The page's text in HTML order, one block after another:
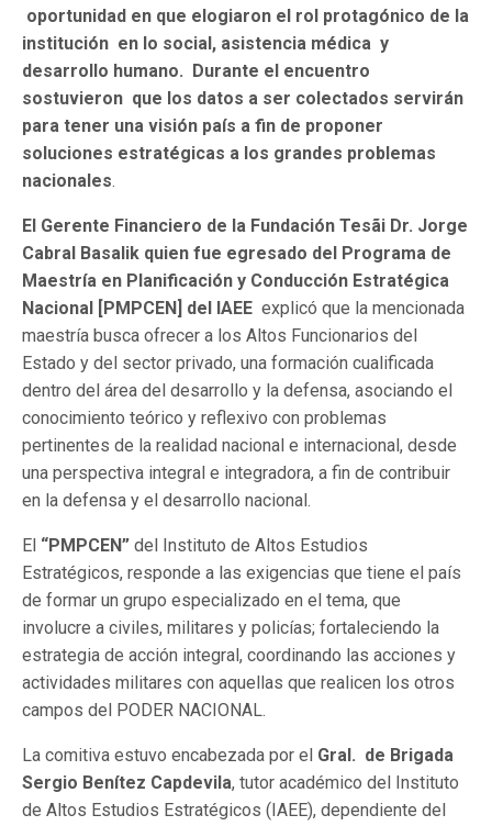
oportunidad en que elogiaron el rol protagónico de la
institución en lo social, asistencia médica y
desarrollo humano. Durante el encuentro
sostuvieron que los datos a ser colectados servirán
para tener una visión país a fin de proponer
soluciones estratégicas a los grandes problemas
nacionales.
El Gerente Financiero de la Fundación Tesãi Dr. Jorge
Cabral Basalik quien fue egresado del Programa de
Maestría en Planificación y Conducción Estratégica
Nacional [PMPCEN] del IAEE explicó que la mencionada
maestría busca ofrecer a los Altos Funcionarios del
Estado y del sector privado, una formación cualificada
dentro del área del desarrollo y la defensa, asociando el
conocimiento teórico y reflexivo con problemas
pertinentes de la realidad nacional e internacional, desde
una perspectiva integral e integradora, a fin de contribuir
en la defensa y el desarrollo nacional.
El “PMPCEN” del Instituto de Altos Estudios
Estratégicos, responde a las exigencias que tiene el país
de formar un grupo especializado en el tema, que
involucre a civiles, militares y policías; fortaleciendo la
estrategia de acción integral, coordinando las acciones y
actividades militares con aquellas que realicen los otros
campos del PODER NACIONAL.
La comitiva estuvo encabezada por el Gral. de Brigada
Sergio Benítez Capdevila, tutor académico del Instituto
de Altos Estudios Estratégicos (IAEE), dependiente del